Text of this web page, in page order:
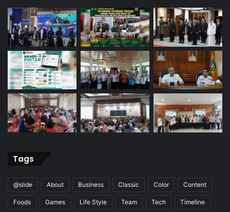
Tags
@slide About Business Classic Color Content
Foods Games Life Style Team Tech Timeline